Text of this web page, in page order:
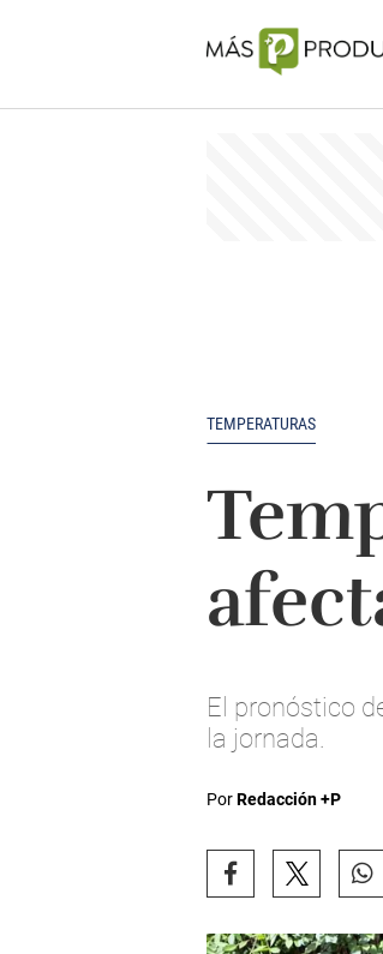
TEMPERATURAS
El pronóstico
la jornada.
PorRedacción +P